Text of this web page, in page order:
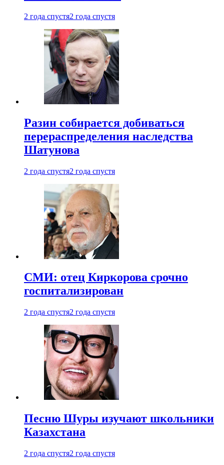
2 года спустя2 года спустя
Разин собирается добиваться
перераспределения наследства
Шатунова
2 года спустя2 года спустя
СМИ: отец Киркорова срочно
госпитализирован
2 года спустя2 года спустя
Песню Шуры изучают школьники
Казахстана
2 года спустя2 года спустя